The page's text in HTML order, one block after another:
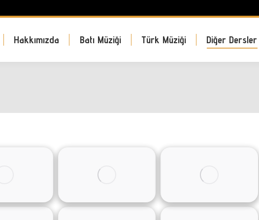
Hakkımızda Batı Müziği Türk Müziği Diğer Dersler